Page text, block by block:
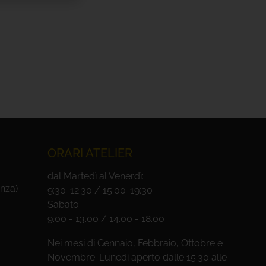
ORARI ATELIER
dal Martedì al Venerdì:
9:30-12:30 / 15:00-19:30
Sabato:
9.00 - 13.00 / 14.00 - 18.00
Nei mesi di Gennaio, Febbraio, Ottobre e
Novembre: Lunedì aperto dalle 15:30 alle